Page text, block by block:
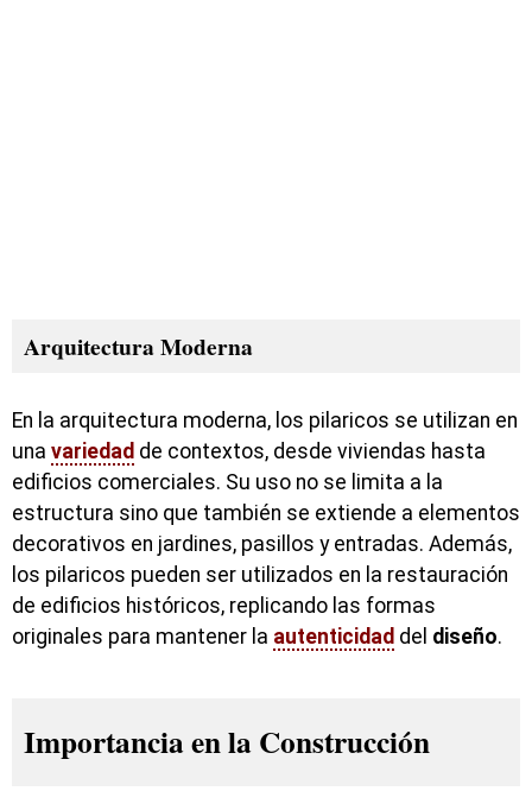
Arquitectura Moderna
En la arquitectura moderna, los pilaricos se utilizan en
una variedad de contextos, desde viviendas hasta
edificios comerciales. Su uso no se limita a la
estructura sino que también se extiende a elementos
decorativos en jardines, pasillos y entradas. Además,
los pilaricos pueden ser utilizados en la restauración
de edificios históricos, replicando las formas
originales para mantener la autenticidad del diseño.
Importancia en la Construcción